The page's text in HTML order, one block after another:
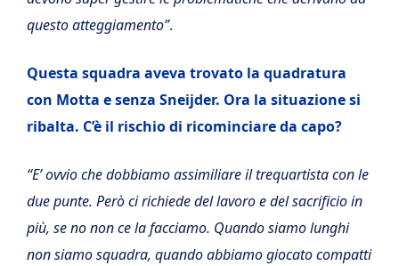
questo atteggiamento”.
Questa squadra aveva trovato la quadratura
con Motta e senza Sneijder. Ora la situazione si
ribalta. C’è il rischio di ricominciare da capo?
“E’ ovvio che dobbiamo assimiliare il trequartista con le
due punte. Però ci richiede del lavoro e del sacrificio in
più, se no non ce la facciamo. Quando siamo lunghi
non siamo squadra, quando abbiamo giocato compatti